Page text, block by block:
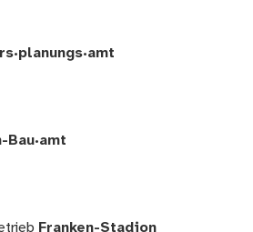
­Bau·amt
Franken-Stadion